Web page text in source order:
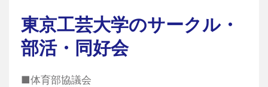
東京工芸大学のサークル・
部活・同好会
■体育部協議会